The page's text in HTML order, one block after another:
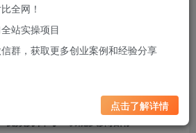
【2026.06.24】剪映专业版全流程学习
指南：从零基础到AI高效剪辑，打造短
视频内容生产能力
会员专属 实操项目 自媒体副业
【2026.05.06】剪映从入门到进阶的短
全网！
站实操项目
群，获取更多创业案例和经验分享
点击了解详情